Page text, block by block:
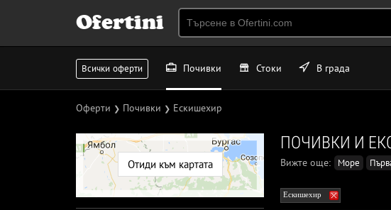
Ofertini
Всички оферти Почивки Стоки В града
Оферти ❯ Почивки ❯ Ескишехир
Отиди към картата
ПОЧИВКИ И
Вижте още: Море
Ескишехир